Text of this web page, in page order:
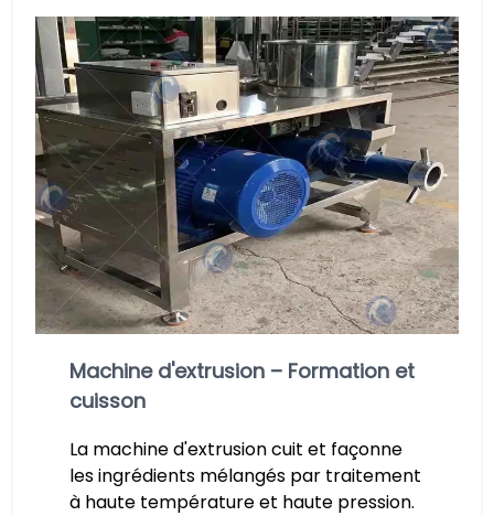
Machine d'extrusion – Formation et
cuisson
La machine d'extrusion cuit et façonne
les ingrédients mélangés par traitement
à haute température et haute pression.